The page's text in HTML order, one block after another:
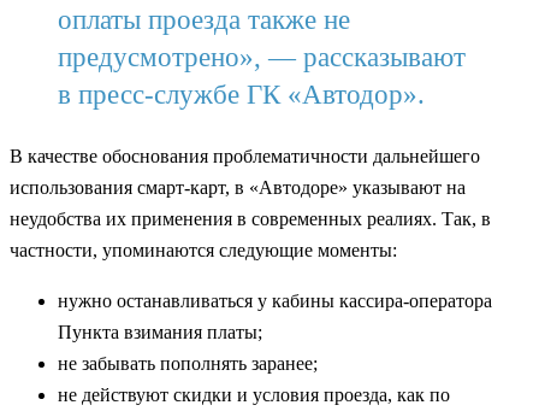
оплаты проезда также не
предусмотрено», — рассказывают
в пресс-службе ГК «Автодор».
В качестве обоснования проблематичности дальнейшего
использования смарт-карт, в «Автодоре» указывают на
неудобства их применения в современных реалиях. Так, в
частности, упоминаются следующие моменты:
нужно останавливаться у кабины кассира-оператора
Пункта взимания платы;
не забывать пополнять заранее;
не действуют скидки и условия проезда, как по